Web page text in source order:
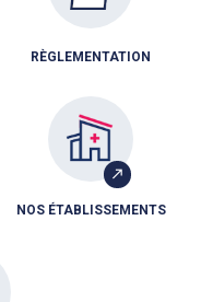
RÈGLEMENTATION
NOS ÉTABLISSEMENTS